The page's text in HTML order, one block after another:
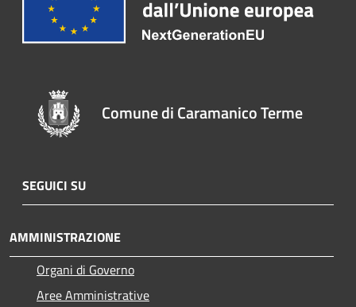
Comune di Caramanico Terme
SEGUICI SU
AMMINISTRAZIONE
Organi di Governo
Aree Amministrative